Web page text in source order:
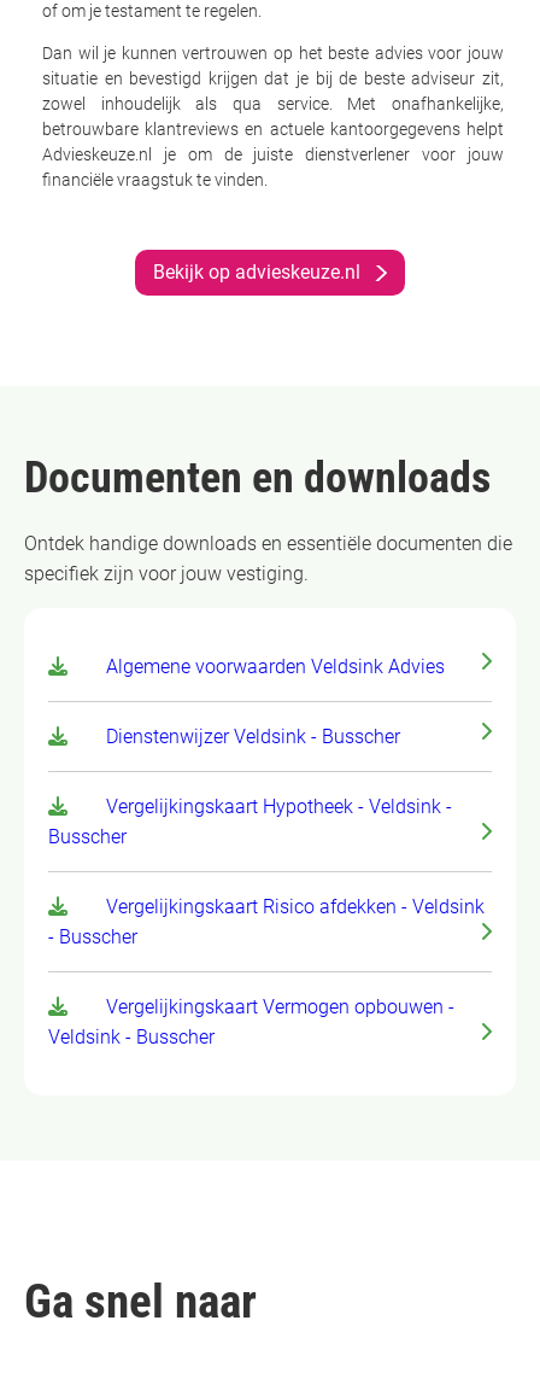
of om je testament te regelen.
Dan wil je kunnen vertrouwen op het beste advies voor jouw
situatie en bevestigd krijgen dat je bij de beste adviseur zit,
zowel inhoudelijk als qua service. Met onafhankelijke,
betrouwbare klantreviews en actuele kantoorgegevens helpt
Advieskeuze.nl je om de juiste dienstverlener voor jouw
financiële vraagstuk te vinden.
Bekijk op advieskeuze.nl
Documenten en downloads
Ontdek handige downloads en essentiële documenten die
specifiek zijn voor jouw vestiging.
Algemene voorwaarden Veldsink Advies
Dienstenwijzer Veldsink - Busscher
Vergelijkingskaart Hypotheek - Veldsink -
Busscher
Vergelijkingskaart Risico afdekken - Veldsink
- Busscher
Vergelijkingskaart Vermogen opbouwen -
Veldsink - Busscher
Ga snel naar